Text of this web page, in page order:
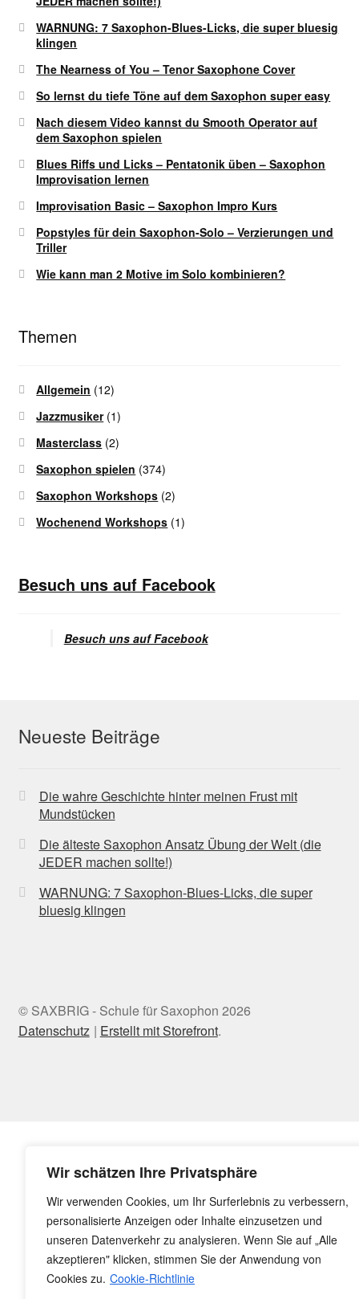
Wir schätzen Ihre Privatsphäre
Wir verwenden Cookies, um Ihr Surferlebnis zu verbessern,
personalisierte Anzeigen oder Inhalte einzusetzen und
unseren Datenverkehr zu analysieren. Wenn Sie auf „Alle
akzeptieren" klicken, stimmen Sie der Anwendung von
Cookies zu. Cookie-Richtlinie
WARNUNG: 7 Saxophon-Blues-Licks, die super bluesig
klingen
The Nearness of You – Tenor Saxophone Cover
So lernst du tiefe Töne auf dem Saxophon super easy
Nach diesem Video kannst du Smooth Operator auf
dem Saxophon spielen
Blues Riffs und Licks – Pentatonik üben – Saxophon
Improvisation lernen
Improvisation Basic – Saxophon Impro Kurs
Popstyles für dein Saxophon-Solo – Verzierungen und
Triller
Wie kann man 2 Motive im Solo kombinieren?
Themen
Allgemein (12)
Jazzmusiker(1)
Masterclass (2)
Saxophon spielen (374)
Saxophon Workshops (2)
Wochenend Workshops (1)
Besuch uns auf Facebook
Besuch uns auf Facebook
Neueste Beiträge
Die wahre Geschichte hinter meinen Frust mit
Mundstücken
Die älteste Saxophon Ansatz Übung der Welt (die
JEDER machen sollte!)
WARNUNG: 7 Saxophon-Blues-Licks, die super
bluesig klingen
© SAXBRIG - Schule für Saxophon 2026
Datenschutz
Erstellt mit Storefront.